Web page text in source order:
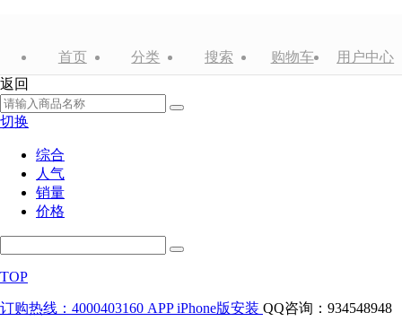
首页 分类 搜索 购物车
用户中心
返回
切换
综合
人气
销量
价格
TOP
订购热线：4000403160 APP iPhone版安装 QQ咨询：934548948